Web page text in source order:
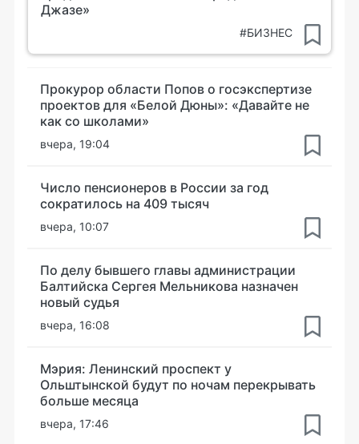
Джазе»
#БИЗНЕС
Прокурор области Попов о госэкспертизе
проектов для «Белой Дюны»: «Давайте не
как со школами»
вчера, 19:04
Число пенсионеров в России за год
сократилось на 409 тысяч
вчера, 10:07
По делу бывшего главы администрации
Балтийска Сергея Мельникова назначен
новый судья
вчера, 16:08
Мэрия: Ленинский проспект у
Ольштынской будут по ночам перекрывать
больше месяца
вчера, 17:46